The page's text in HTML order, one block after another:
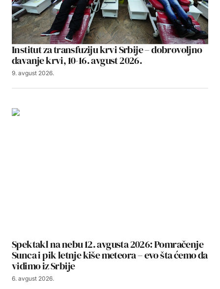
Institut za transfuziju krvi Srbije – dobrovoljno
davanje krvi, 10-16. avgust 2026.
9. avgust 2026.
Spektakl na nebu 12. avgusta 2026: Pomračenje
Sunca i pik letnje kiše meteora – evo šta ćemo da
vidimo iz Srbije
6. avgust 2026.